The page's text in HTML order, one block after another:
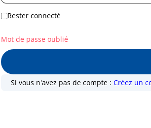
Rester connecté
Mot de passe oublié
Si vous n'avez pas de compte :Créez un